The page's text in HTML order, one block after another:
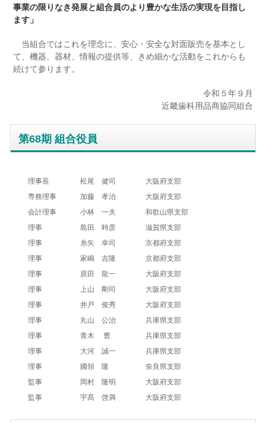
事業の限りなき発展と組合員のより豊かな生活の実現を目指し
ます」
当組合ではこれを理念に、安心・安全な対面販売を基本とし
て、機器、器材、情報の提供等、きめ細かな活動をこれからも
続けて参ります。
令和５年９月
近畿歯科用品商協同組合
第68期 組合役員
理事長 松尾 健司
大阪府支部
専務理事
加藤 孝治
大阪府支部
会計理事
小林 一夫
和歌山県支部
理事
島田 時彦
滋賀県支部
理事
糸矢 幸司
京都府支部
理事
家嶋 吉隆
京都府支部
理事
原田 龍一
大阪府支部
理事
上山 剛司
大阪府支部
理事
井戸 俊秀
大阪府支部
理事
丸山 公治
兵庫県支部
理事
青木 豊
兵庫県支部
理事
大河 誠一
兵庫県支部
理事
國領 隆
奈良県支部
監事
岡村 隆明
大阪府支部
監事
宇髙 啓満 大阪府支部